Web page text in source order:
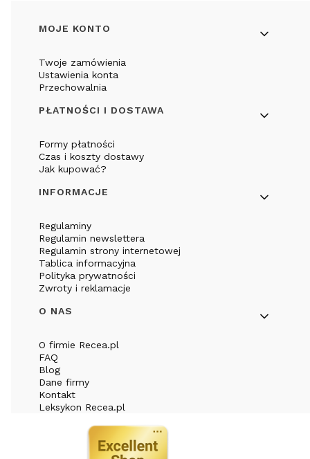
Linki w stopce
MOJE KONTO
Twoje zamówienia
Ustawienia konta
Przechowalnia
PŁATNOŚCI I DOSTAWA
Formy płatności
Czas i koszty dostawy
Jak kupować?
INFORMACJE
Regulaminy
Regulamin newslettera
Regulamin strony internetowej
Tablica informacyjna
Polityka prywatności
Zwroty i reklamacje
O NAS
O firmie Recea.pl
FAQ
Blog
Dane firmy
Kontakt
Leksykon Recea.pl